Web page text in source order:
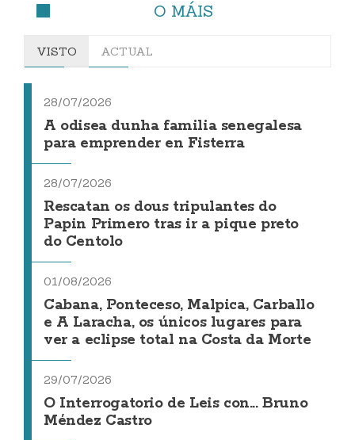
O MÁIS
VISTO ACTUAL
28/07/2026
A odisea dunha familia senegalesa
para emprender en Fisterra
28/07/2026
Rescatan os dous tripulantes do
Papin Primero tras ir a pique preto
do Centolo
01/08/2026
Cabana, Ponteceso, Malpica, Carballo
e A Laracha, os únicos lugares para
ver a eclipse total na Costa da Morte
29/07/2026
O Interrogatorio de Leis con... Bruno
Méndez Castro